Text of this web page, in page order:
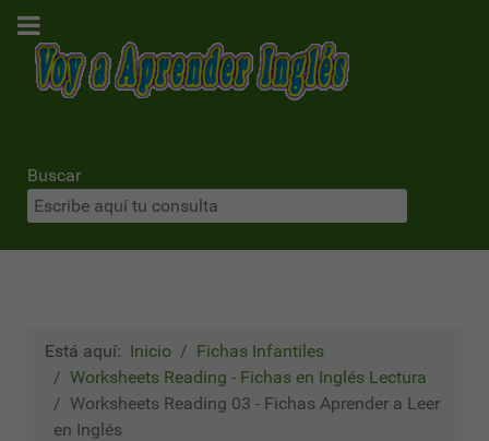
Buscar
Está aquí: Inicio
Fichas Infantiles
Worksheets Reading - Fichas en Inglés Lectura
Worksheets Reading 03 - Fichas Aprender a Leer
en Inglés